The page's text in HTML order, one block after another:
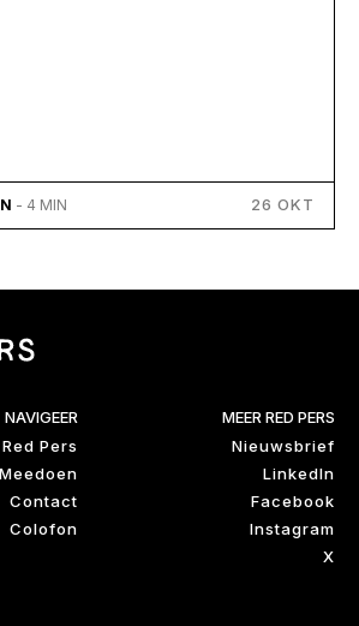
- 4 MIN 26 OKT
NAVIGEER
Pers
Meedoen
Contact
Colofon
MEER RED PERS
Nieuwsbrief
LinkedIn
Facebook
Instagram
X